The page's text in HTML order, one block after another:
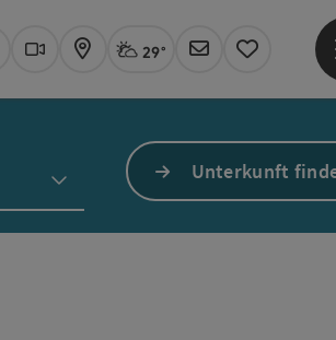
Webcams
KarteAktuelles Wetter
29°
Newsletter
Unterkunft